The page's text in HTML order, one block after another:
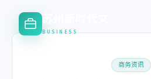
苏州新时代文
BUSINESS
商务资讯